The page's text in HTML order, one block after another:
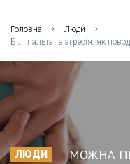
Головна
Люди
Білі пальта та агресія: як
ЛЮДИ МОЖНА